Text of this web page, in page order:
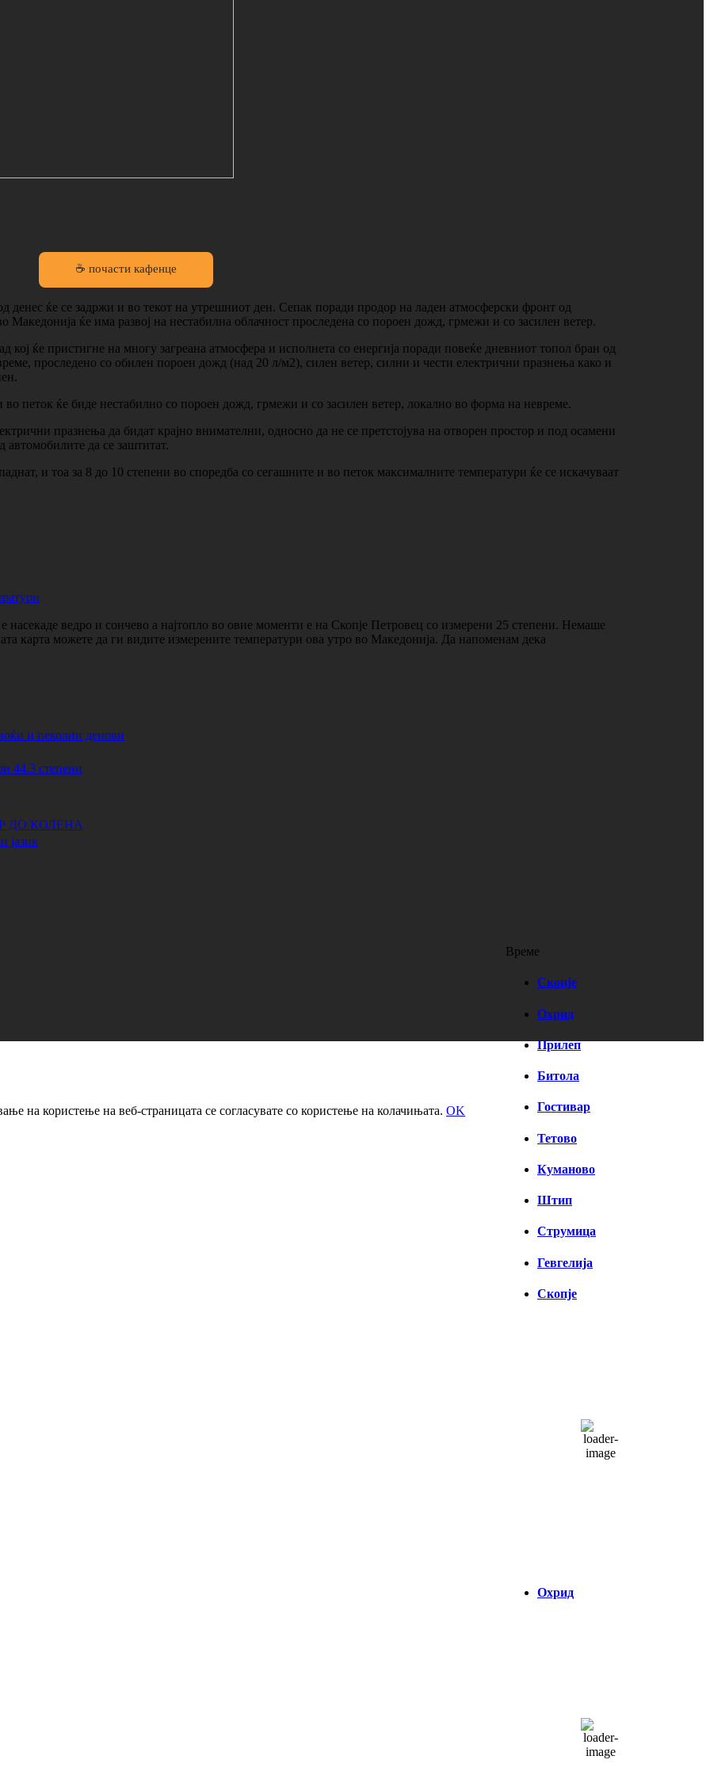
☕ почасти кафенце
денес ќе се задржи и во текот на утрешниот ден. Сепак поради продор на ладен атмосферски фронт од
Македонија ќе има развој на нестабилна облачност проследена со пороен дожд, грмежи и со засилен ветер.
ќе пристигне на многу загреана атмосфера и исполнета со енергија поради повеќе дневниот топол бран од
проследено со обилен пороен дожд (над 20 л/м2), силен ветер, силни и чести електрични празнења како и
петок ќе биде нестабилно со пороен дожд, грмежи и со засилен ветер, локално во форма на невреме.
празнења да бидат крајно внимателни, односно да не се претстојува на отворен простор и под осамени
автомобилите да се заштитат.
и тоа за 8 до 10 степени во споредба со сегашните и во петок максималните температури ќе се искачуваат
ведро и сончево а најтопло во овие моменти е на Скопје Петровец со измерени 25 степени. Немаше
карта можете да ги видите измерените температури ова утро во Македонија. Да напоменам дека
и пеколни денови
степени
ДО КОЛЕНА
јазик
Време
Скопје
Охрид
Прилеп
Битола
Гостивар
Тетово
Куманово
Штип
Струмица
Гевгелија
Скопје
Охрид
на користење на веб-страницата се согласувате со користење на колачињата. OK